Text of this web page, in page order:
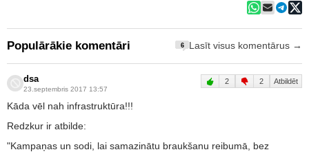
Populārākie komentāri 6 Lasīt visus komentārus →
dsa
23.septembris 2017 13:57
2 2 Atbildēt
Kāda vēl nah infrastruktūra!!!
Redzkur ir atbilde:
"Kampaņas un sodi, lai samazinātu braukšanu reibumā, bez